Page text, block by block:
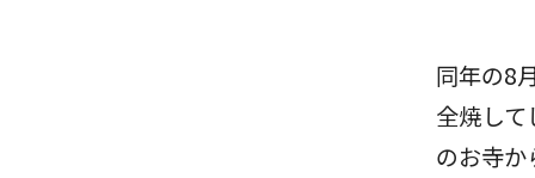
同年の8
全焼し
のお寺